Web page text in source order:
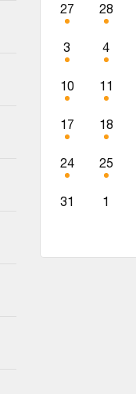
27 28
3 4
10 11
17 18
24 25
31 1